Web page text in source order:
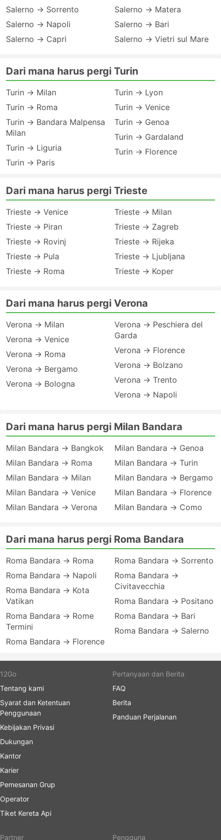
Salerno → Sorrento
Salerno → Napoli
Salerno → Capri
Salerno → Matera
Salerno → Bari
Salerno → Vietri sul Mare
Dari mana harus pergi Turin
Turin → Milan
Turin → Roma
Turin → Bandara Malpensa
Milan
Turin → Liguria
Turin → Paris
Turin → Lyon
Turin → Venice
Turin → Genoa
Turin → Gardaland
Turin → Florence
Dari mana harus pergi Trieste
Trieste → Venice
Trieste → Piran
Trieste → Rovinj
Trieste → Pula
Trieste → Roma
Trieste → Milan
Trieste → Zagreb
Trieste → Rijeka
Trieste → Ljubljana
Trieste → Koper
Dari mana harus pergi Verona
Verona → Milan
Verona → Venice
Verona → Roma
Verona → Bergamo
Verona → Bologna
Verona → Peschiera del
Garda
Verona → Florence
Verona → Bolzano
Verona → Trento
Verona → Napoli
Dari mana harus pergi Milan Bandara
Milan Bandara → Bangkok
Milan Bandara → Roma
Milan Bandara → Milan
Milan Bandara → Venice
Milan Bandara → Verona
Milan Bandara → Genoa
Milan Bandara → Turin
Milan Bandara → Bergamo
Milan Bandara → Florence
Milan Bandara → Como
Dari mana harus pergi Roma Bandara
Roma Bandara → Roma
Roma Bandara → Napoli
Roma Bandara → Kota
Vatikan
Roma Bandara → Rome
Termini
Roma Bandara → Florence
Roma Bandara → Sorrento
Roma Bandara →
Civitavecchia
Roma Bandara → Positano
Roma Bandara → Bari
Roma Bandara → Salerno
12Go
Tentang kami
Syarat dan Ketentuan
Penggunaan
Kebijakan Privasi
Dukungan
Kantor
Karier
Pemesanan Grup
Operator
Tiket Kereta Api
Pertanyaan dan Berita
FAQ
Berita
Panduan Perjalanan
Partner Pengguna